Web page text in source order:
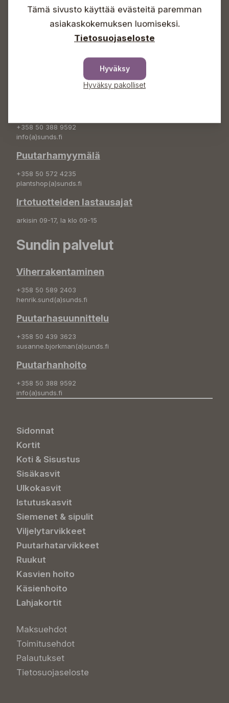
Info & vaihde
+358 50 388 9592
+358 50 388 9592
info(a)sunds.fi
Puutarhamyymälä
+358 50 572 4235
plantshop(a)sunds.fi
Irtotuotteiden lastausajat
arkisin 09-17, la klo 09-15
Sundin palvelut
Viherrakentaminen
+358 50 589 2403
henrik.sund(a)sunds.fi
Puutarhasuunnittelu
+358 50 439 3623
susanne.bjorkman(a)sunds.fi
Puutarhanhoito
+358 50 388 9592
info(a)sunds.fi
Sidonnat
Kortit
Koti & Sisustus
Sisäkasvit
Ulkokasvit
Istutuskasvit
Siemenet & sipulit
Viljelytarvikkeet
Puutarhatarvikkeet
Ruukut
Kasvien hoito
Käsienhoito
Lahjakortit
Maksuehdot
Toimitusehdot
Palautukset
Tietosuojaseloste
Tämä sivusto käyttää evästeitä paremman
asiakaskokemuksen luomiseksi.
Tietosuojaseloste
Hyväksy
Hyväksy pakolliset